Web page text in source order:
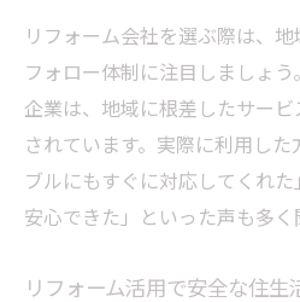
リフォーム会社を選ぶ際は、
フォロー体制に注目しましょ
企業は、地域に根差したサー
されています。実際に利用し
ブルにもすぐに対応してくれ
安心できた」といった声も多く
リフォーム活用で安全な住生